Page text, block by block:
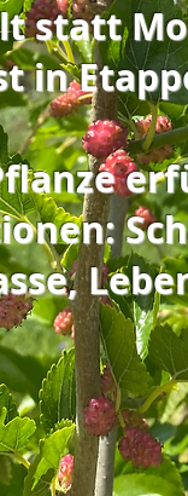
statt
in